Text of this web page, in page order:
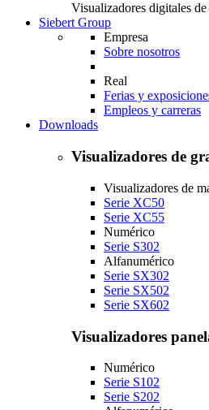
Visualizadores digitales
Siebert Group
Empresa
Sobre nosotros
Real
Ferias y
Empleos y carreras
Downloads
Visualizadores de
Visualizadores de
Serie XC50
Serie XC55
Numérico
Serie S302
Alfanumérico
Serie SX302
Serie SX502
Serie SX602
Visualizadores
Numérico
Serie S102
Serie S202